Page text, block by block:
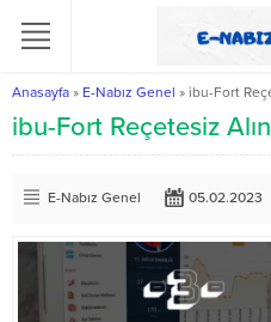
Anasayfa » E-Nabız Genel » ibu-Fort
ibu-Fort Reçetesiz
E-Nabız Genel 05.02.2023